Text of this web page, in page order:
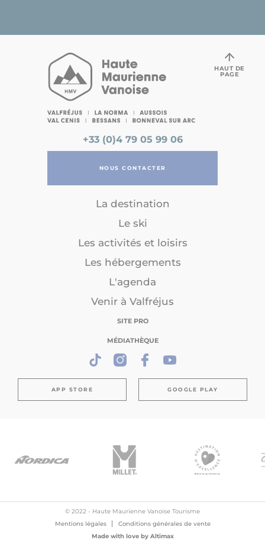
+33 (0)4 79 05 99 06
NOUS CONTACTER
La destination
Le ski
Les activités et loisirs
Les hébergements
L'agenda
Venir à Valfréjus
SITE PRO
MÉDIATHÈQUE
APP STORE GOOGLE PLAY
HAUT DE
PAGE
© 2022 - Haute Maurienne Vanoise Tourisme
Mentions légales
Conditions générales de vente
Made with love by Altimax